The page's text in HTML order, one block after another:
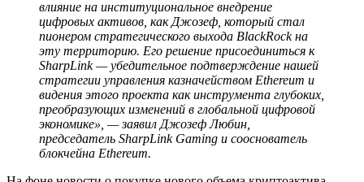
влияние на институциональное внедрение
цифровых активов, как Джозеф, который стал
пионером стратегического выхода BlackRock на
эту территорию. Его решение присоединиться к
SharpLink — убедительное подтверждение нашей
стратегии управления казначейством Ethereum и
видения этого проекта как инструмента глубоких,
преобразующих изменений в глобальной цифровой
экономике», — заявил Джозеф Любин,
председатель SharpLink Gaming и сооснователь
блокчейна Ethereum.